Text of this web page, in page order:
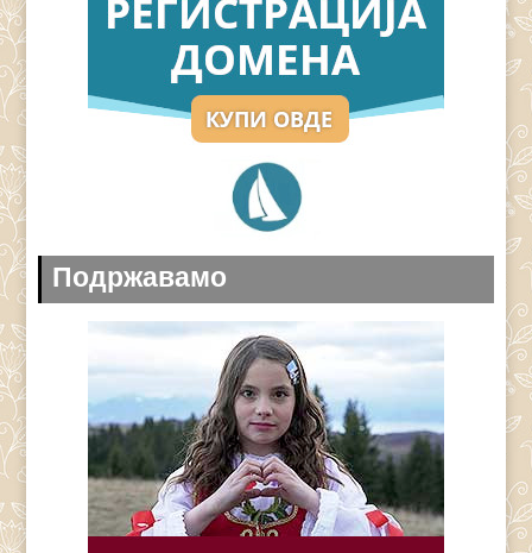
Подржавамо